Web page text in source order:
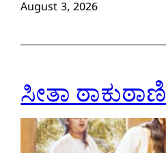
August 3, 2026
ಸೀತಾ ಠಾಕುಠಾಣಿ